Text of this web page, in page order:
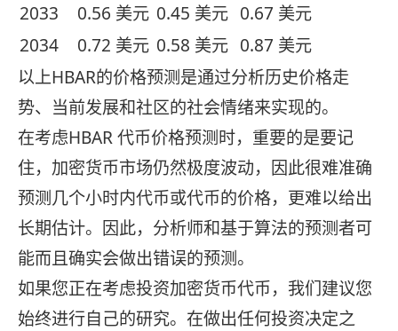
2033
0.56 美元 0.45 美元 0.67 美元
2034
0.72 美元 0.58 美元 0.87 美元
以上HBAR的价格预测是通过分析历史价格走
势、当前发展和社区的社会情绪来实现的。
在考虑HBAR 代币价格预测时，重要的是要记
住，加密货币市场仍然极度波动，因此很难准确
预测几个小时内代币或代币的价格，更难以给出
长期估计。因此，分析师和基于算法的预测者可
能而且确实会做出错误的预测。
如果您正在考虑投资加密货币代币，我们建议您
始终进行自己的研究。在做出任何投资决定之